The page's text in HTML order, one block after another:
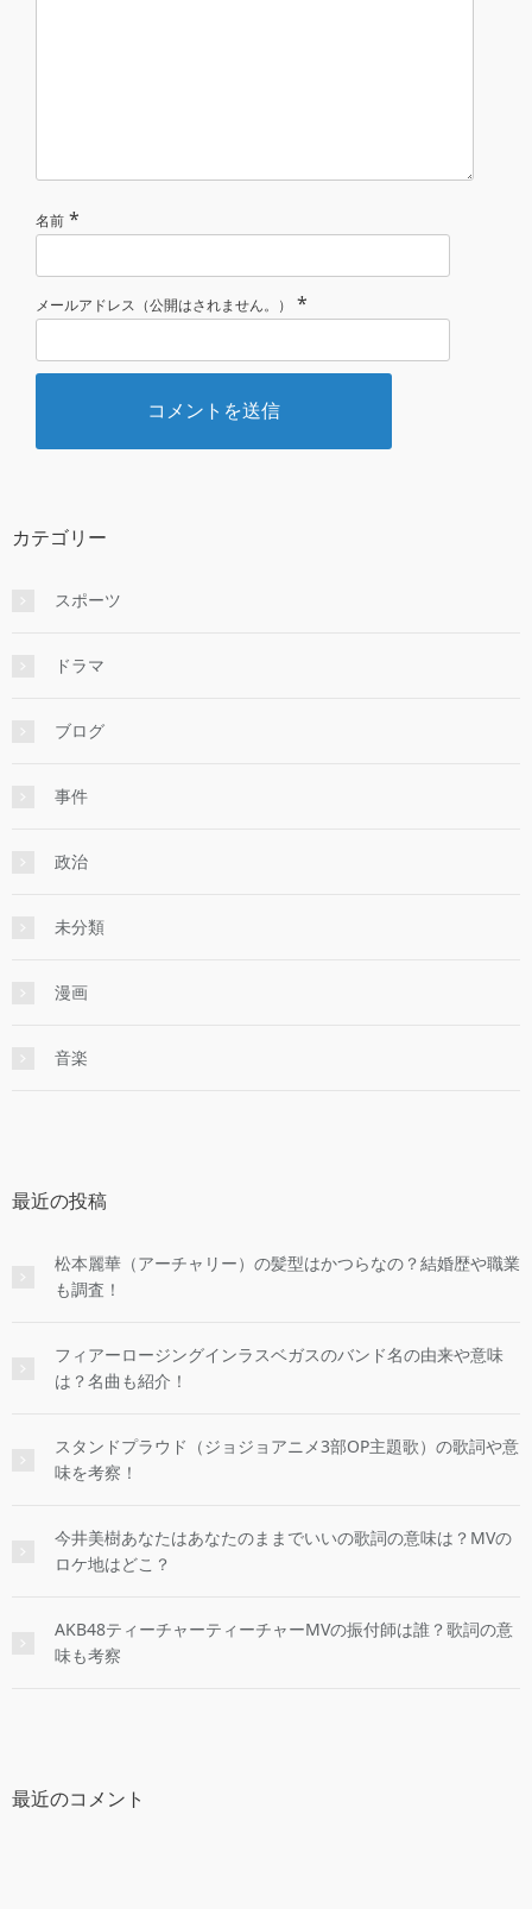
名前 *
メールアドレス（公開はされません。） *
カテゴリー
スポーツ
ドラマ
ブログ
事件
政治
未分類
漫画
音楽
最近の投稿
松本麗華（アーチャリー）の髪型はかつらなの？結婚歴や職業
も調査！
フィアーロージングインラスベガスのバンド名の由来や意味
は？名曲も紹介！
スタンドプラウド（ジョジョアニメ3部OP主題歌）の歌詞や意
味を考察！
今井美樹あなたはあなたのままでいいの歌詞の意味は？MVの
ロケ地はどこ？
AKB48ティーチャーティーチャーMVの振付師は誰？歌詞の意
味も考察
最近のコメント